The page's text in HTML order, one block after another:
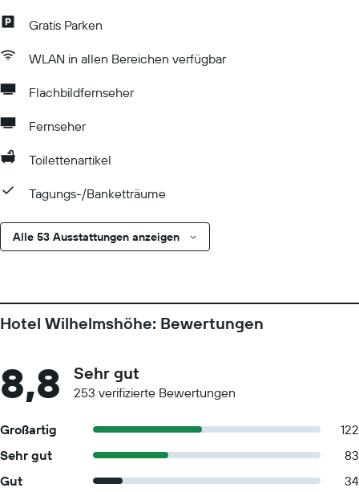
Gratis Parken
WLAN in allen Bereichen verfügbar
Flachbildfernseher
Fernseher
Toilettenartikel
Tagungs-/Banketträume
Alle 53 Ausstattungen anzeigen
Hotel Wilhelmshöhe: Bewertungen
8,8 Sehr gut
253 verifizierte Bewertungen
Großartig
122
Sehr gut
83
Gut
34